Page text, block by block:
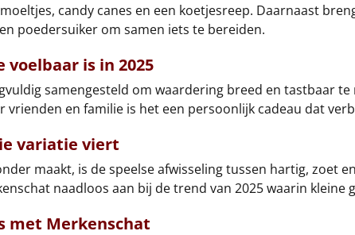
candy canes en een koetjesreep. Daarnaast
poedersuiker om samen iets te bereiden.
voelbaar is in 2025
samengesteld om waardering breed en tastbaar
vrienden en familie is het een persoonlijk cadeau dat
variatie viert
maakt, is de speelse afwisseling tussen hartig,
naadloos aan bij de trend van 2025 waarin
met Merkenschat